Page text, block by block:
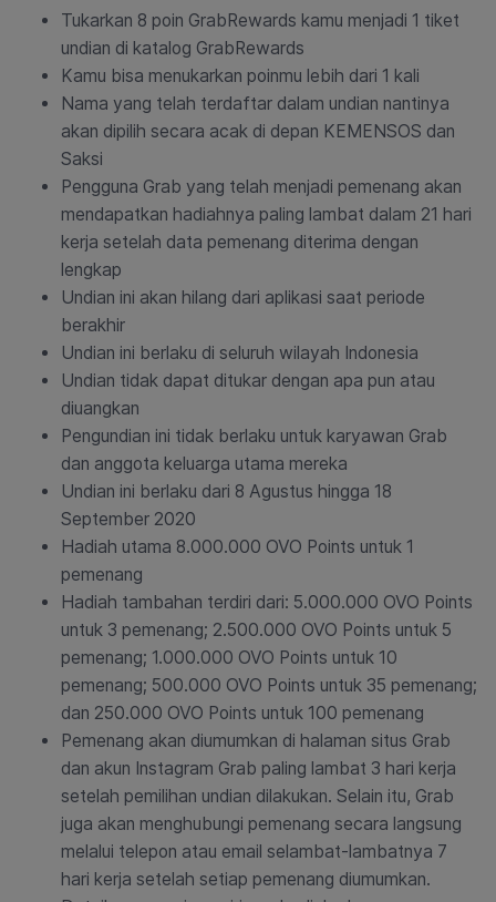
Tukarkan 8 poin GrabRewards kamu menjadi 1 tiket
undian di katalog GrabRewards
Kamu bisa menukarkan poinmu lebih dari 1 kali
Nama yang telah terdaftar dalam undian nantinya
akan dipilih secara acak di depan KEMENSOS dan
Saksi
Pengguna Grab yang telah menjadi pemenang akan
mendapatkan hadiahnya paling lambat dalam 21 hari
kerja setelah data pemenang diterima dengan
lengkap
Undian ini akan hilang dari aplikasi saat periode
berakhir
Undian ini berlaku di seluruh wilayah Indonesia
Undian tidak dapat ditukar dengan apa pun atau
diuangkan
Pengundian ini tidak berlaku untuk karyawan Grab
dan anggota keluarga utama mereka
Undian ini berlaku dari 8 Agustus hingga 18
September 2020
Hadiah utama 8.000.000 OVO Points untuk 1
pemenang
Hadiah tambahan terdiri dari: 5.000.000 OVO Points
untuk 3 pemenang; 2.500.000 OVO Points untuk 5
pemenang; 1.000.000 OVO Points untuk 10
pemenang; 500.000 OVO Points untuk 35 pemenang;
dan 250.000 OVO Points untuk 100 pemenang
Pemenang akan diumumkan di halaman situs Grab
dan akun Instagram Grab paling lambat 3 hari kerja
setelah pemilihan undian dilakukan. Selain itu, Grab
juga akan menghubungi pemenang secara langsung
melalui telepon atau email selambat-lambatnya 7
hari kerja setelah setiap pemenang diumumkan.